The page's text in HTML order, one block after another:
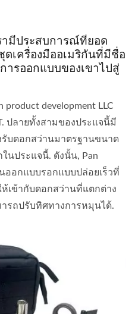
ามีประสบการณ์ที่ยอด
เครื่องมืออเมริกันที่มีชื่อ
รออกแบบของเขาไปสู่
product development LLC
ปลายทั้งสามของประแจนี้มี
บดอกสว่านมาตรฐานขนาด
นประแจนี้. ดังนั้น, Pan
ออกแบบรอกแบบปล่อยเร็วที่
เข้ากับดอกสว่านที่แตกต่าง
รถปรับทิศทางการหมุนได้.